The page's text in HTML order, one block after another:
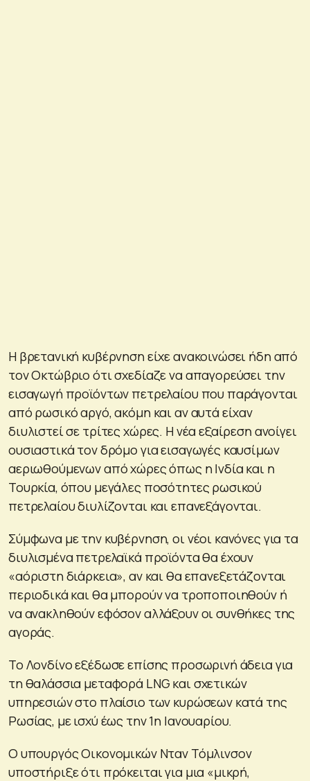
Η βρετανική κυβέρνηση είχε ανακοινώσει ήδη από
τον Οκτώβριο ότι σχεδίαζε να απαγορεύσει την
εισαγωγή προϊόντων πετρελαίου που παράγονται
από ρωσικό αργό, ακόμη και αν αυτά είχαν
διυλιστεί σε τρίτες χώρες. Η νέα εξαίρεση ανοίγει
ουσιαστικά τον δρόμο για εισαγωγές καυσίμων
αεριωθούμενων από χώρες όπως η Ινδία και η
Τουρκία, όπου μεγάλες ποσότητες ρωσικού
πετρελαίου διυλίζονται και επανεξάγονται.
Σύμφωνα με την κυβέρνηση, οι νέοι κανόνες για τα
διυλισμένα πετρελαϊκά προϊόντα θα έχουν
«αόριστη διάρκεια», αν και θα επανεξετάζονται
περιοδικά και θα μπορούν να τροποποιηθούν ή
να ανακληθούν εφόσον αλλάξουν οι συνθήκες της
αγοράς.
Το Λονδίνο εξέδωσε επίσης προσωρινή άδεια για
τη θαλάσσια μεταφορά LNG και σχετικών
υπηρεσιών στο πλαίσιο των κυρώσεων κατά της
Ρωσίας, με ισχύ έως την 1η Ιανουαρίου.
Ο υπουργός Οικονομικών Νταν Τόμλινσον
υποστήριξε ότι πρόκειται για μια «μικρή,